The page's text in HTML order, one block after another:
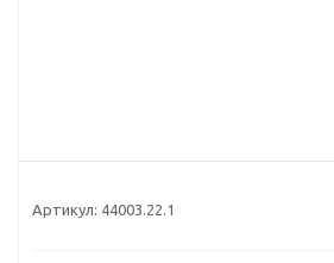
Артикул: 44003.22.1